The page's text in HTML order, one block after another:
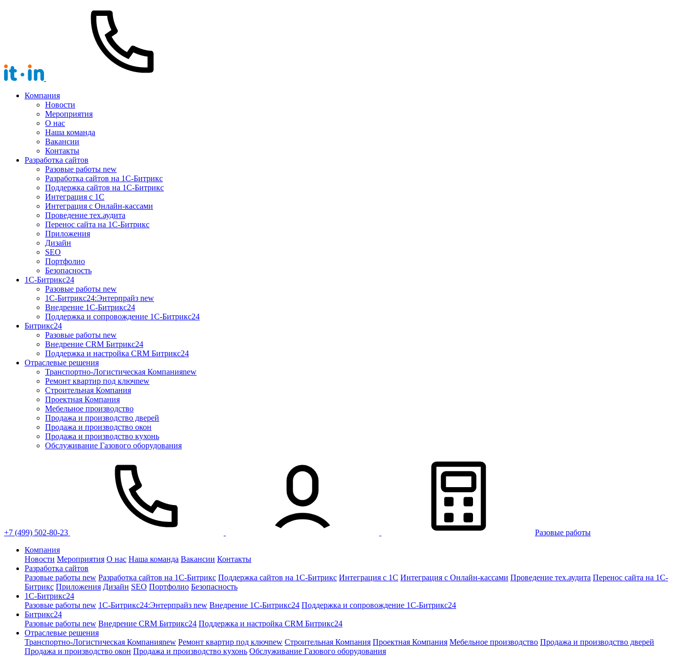
Компания
Новости
Мероприятия
О нас
Наша команда
Вакансии
Контакты
Разработка сайтов
Разовые работы new
Разработка сайтов на 1С-Битрикс
Поддержка сайтов на 1С-Битрикс
Интеграция с 1С
Интеграция с Онлайн-кассами
Проведение тех.аудита
Перенос сайта на 1С-Битрикс
Приложения
Дизайн
SEO
Портфолио
Безопасность
1C-Битрикс24
Разовые работы new
1С-Битрикс24:Энтерпрайз new
Внедрение 1C-Битрикс24
Поддержка и сопровождение 1С-Битрикс24
Битрикс24
Разовые работы new
Внедрение CRM Битрикс24
Поддержка и настройка CRM Битрикс24
Отраслевые решения
Транспортно-Логистическая Компанияnew
Ремонт квартир под ключnew
Строительная Компания
Проектная Компания
Мебельное производство
Продажа и производство дверей
Продажа и производство окон
Продажа и производство кухонь
Обслуживание Газового оборудования
+7 (499) 502-80-23
Разовые работы
Компания
Новости Мероприятия О нас Наша команда Вакансии Контакты
Разработка сайтов
Разовые работы new Разработка сайтов на 1С-Битрикс Поддержка сайтов на 1С-Битрикс Интеграция с 1С Интеграция с Онлайн-кассами Проведение тех.аудита Перенос сайта на 1С-
Битрикс Приложения Дизайн SEO Портфолио Безопасность
1C-Битрикс24
Разовые работы new 1С-Битрикс24:Энтерпрайз new Внедрение 1C-Битрикс24 Поддержка и сопровождение 1С-Битрикс24
Битрикс24
Разовые работы new Внедрение CRM Битрикс24 Поддержка и настройка CRM Битрикс24
Отраслевые решения
Транспортно-Логистическая Компанияnew Ремонт квартир под ключnew Строительная Компания Проектная Компания Мебельное производство Продажа и производство дверей
Продажа и производство окон Продажа и производство кухонь Обслуживание Газового оборудования